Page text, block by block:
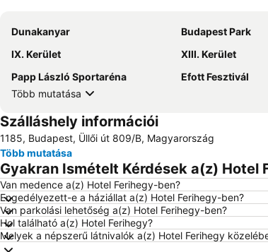
Dunakanyar Budapest Park
IX. Kerület
XIII. Kerület
Papp László Sportaréna
Efott Fesztivál
Több mutatása
Szálláshely információi
1185, Budapest, Üllői út 809/B, Magyarország
Több mutatása
Gyakran Ismételt Kérdések a(z) Hotel
Van medence a(z) Hotel Ferihegy-ben?
Engedélyezett-e a háziállat a(z) Hotel Ferihegy-ben?
Van parkolási lehetőség a(z) Hotel Ferihegy-ben?
Hol található a(z) Hotel Ferihegy?
Melyek a népszerű látnivalók a(z) Hotel Ferihegy